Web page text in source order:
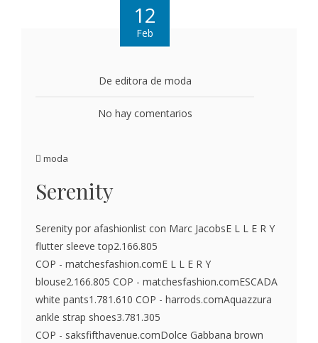
12
Feb
De editora de moda
No hay comentarios
moda
Serenity
Serenity por afashionlist con Marc JacobsE L L E R Y
flutter sleeve top2.166.805
COP - matchesfashion.comE L L E R Y
blouse2.166.805 COP - matchesfashion.comESCADA
white pants1.781.610 COP - harrods.comAquazzura
ankle strap shoes3.781.305
COP - saksfifthavenue.comDolce Gabbana brown